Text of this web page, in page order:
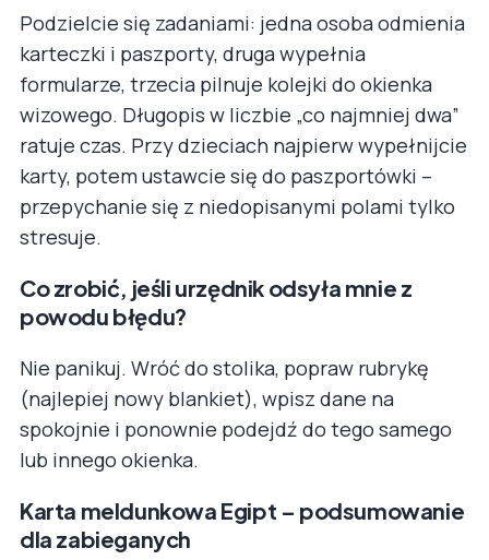
Podzielcie się zadaniami: jedna osoba odmienia
karteczki i paszporty, druga wypełnia
formularze, trzecia pilnuje kolejki do okienka
wizowego. Długopis w liczbie „co najmniej dwa”
ratuje czas. Przy dzieciach najpierw wypełnijcie
karty, potem ustawcie się do paszportówki –
przepychanie się z niedopisanymi polami tylko
stresuje.
Co zrobić, jeśli urzędnik odsyła mnie z
powodu błędu?
Nie panikuj. Wróć do stolika, popraw rubrykę
(najlepiej nowy blankiet), wpisz dane na
spokojnie i ponownie podejdź do tego samego
lub innego okienka.
Karta meldunkowa Egipt – podsumowanie
dla zabieganych